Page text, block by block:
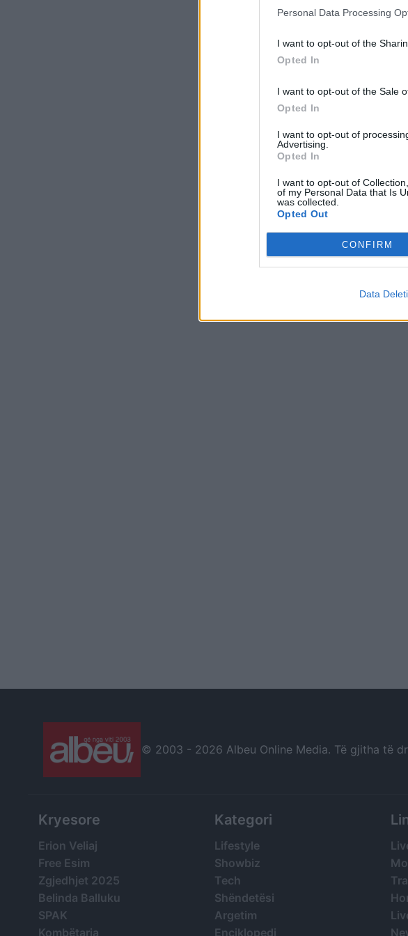
Personal Data Processing
I want to opt-out of the
Opted In
I want to opt-out of the Sale
Opted In
I want to opt-out of
Advertising.
Opted In
I want to opt-out of
of my Personal Data that Is
was collected.
Opted Out
CONFIRM
Data
© 2003 - 2026 Albeu Online Media. Të gjitha të
Kryesore
Erion Veliaj
Free Esim
Zgjedhjet 2025
Belinda Balluku
SPAK
Kombëtarja
Kategori
Lifestyle
Showbiz
Tech
Shëndetësi
Argetim
Enciklopedi